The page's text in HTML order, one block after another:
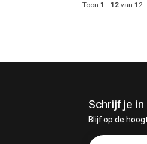
Toon 1 - 12van 12
Schrijf je
Blijf op de